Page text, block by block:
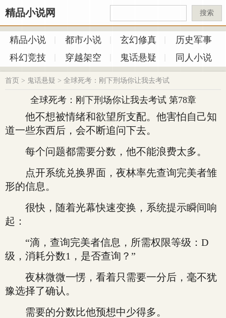
精品小说网 搜索
精品小说 都市小说 玄幻修真
历史军事
科幻竞技
穿越架空 鬼话悬疑 同人小说
首页 > 鬼话悬疑 > 全球死考：刚下刑场你让我去考试
全球死考：刚下刑场你让我去考试 第78章
他不想被情绪和欲望所支配。他害怕自己知
道一些东西后，会不断追问下去。
每个问题都需要分数，他不能浪费太多。
点开系统兑换界面，夜林率先查询完美者雏
形的信息。
很快，随着光幕快速变换，系统提示瞬间响
起：
“滴，查询完美者信息，所需权限等级：D
级，消耗分数1，是否查询？”
夜林微微一愣，看着只需要一分后，毫不犹
豫选择了确认。
需要的分数比他预想中少得多。